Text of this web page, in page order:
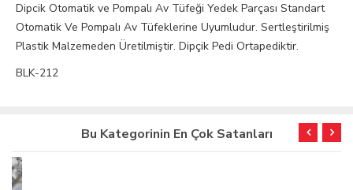
Dipcik Otomatik ve Pompalı Av Tüfeği Yedek Parçası Standart
Otomatik Ve Pompalı Av Tüfeklerine Uyumludur. Sertleştirilmiş
Plastik Malzemeden Üretilmiştir. Dipçik Pedi Ortapediktir.
BLK-212
Bu Kategorinin En Çok Satanları